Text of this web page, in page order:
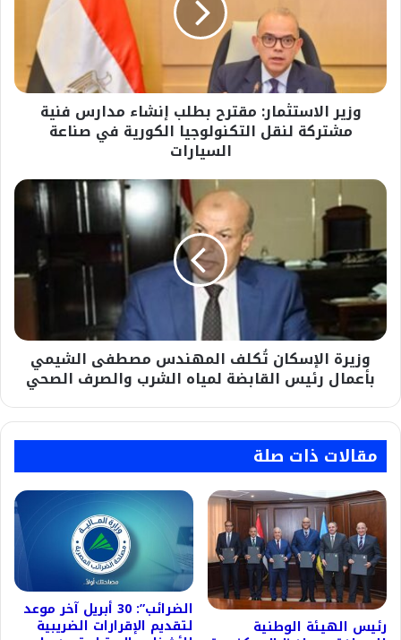
فنية
مشتركة
التكنولوجيا
صناعة
السيارات
وزير الاستثمار: ​مقترح بطلب إنشاء مدارس فنية
مشتركة لنقل التكنولوجيا الكورية في صناعة
السيارات
وزيرة
الإسكان
تُكلف
المهندس
مصطفى
الشيمي
بأعمال
رئيس
القابضة
لمياه
الشرب
والصرف
الصحي
وزيرة الإسكان تُكلف المهندس مصطفى الشيمي
بأعمال رئيس القابضة لمياه الشرب والصرف الصحي
مقالات ذات صلة
رئيس الهيئة الوطنية
الضرائب”: 30 أبريل آخر موعد
لتقديم الإقرارات الضريبية